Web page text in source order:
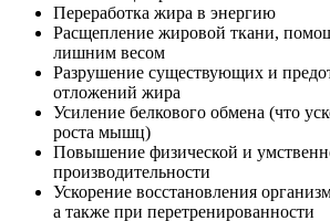
Переработка жира в энергию
Расщепление жировой ткани,
лишним весом
Разрушение существующих и
отложений жира
Усиление белкового обмена (что
роста мышц)
Повышение физической и
производительности
Ускорение восстановления
а также при перетренированности